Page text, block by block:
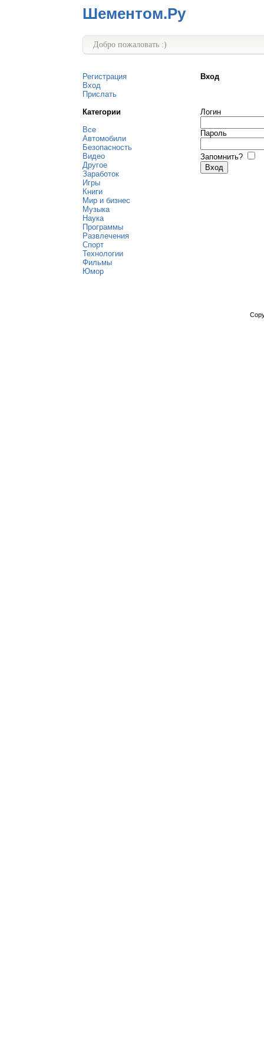
Шементом.Ру
Добро пожаловать :)
Регистрация
Вход
Прислать
Категории
Все
Автомобили
Безопасность
Видео
Другое
Заработок
Игры
Книги
Мир и бизнес
Музыка
Наука
Программы
Развлечения
Спорт
Технологии
Фильмы
Юмор
Вход
Логин
Пароль
Запомнить?